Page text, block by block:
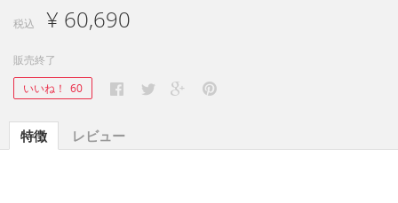
税込 ¥ 60,690
販売終了
いいね！ 60
特徴 レビュー